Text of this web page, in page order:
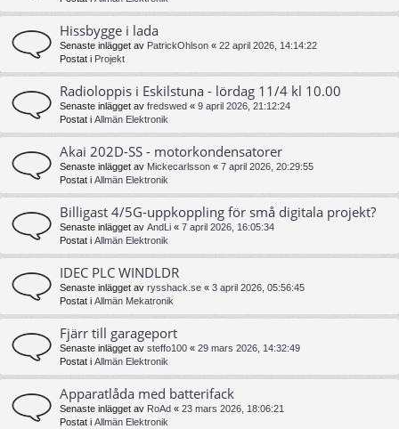
Hissbygge i lada
Senaste inlägget av PatrickOhlson « 22 april 2026, 14:14:22
Postat i Projekt
Radioloppis i Eskilstuna - lördag 11/4 kl 10.00
Senaste inlägget av fredswed « 9 april 2026, 21:12:24
Postat i Allmän Elektronik
Akai 202D-SS - motorkondensatorer
Senaste inlägget av Mickecarlsson « 7 april 2026, 20:29:55
Postat i Allmän Elektronik
Billigast 4/5G-uppkoppling för små digitala projekt?
Senaste inlägget av AndLi « 7 april 2026, 16:05:34
Postat i Allmän Elektronik
IDEC PLC WINDLDR
Senaste inlägget av rysshack.se « 3 april 2026, 05:56:45
Postat i Allmän Mekatronik
Fjärr till garageport
Senaste inlägget av steffo100 « 29 mars 2026, 14:32:49
Postat i Allmän Elektronik
Apparatlåda med batterifack
Senaste inlägget av RoAd « 23 mars 2026, 18:06:21
Postat i Allmän Elektronik